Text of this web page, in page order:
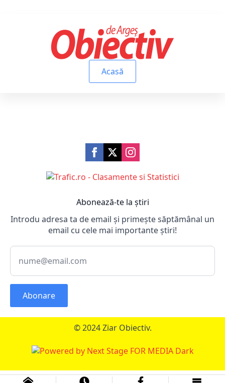
Acasă
Abonează-te la știri
Introdu adresa ta de email și primește săptămânal un
email cu cele mai importante știri!
Abonare
© 2024 Ziar Obiectiv.